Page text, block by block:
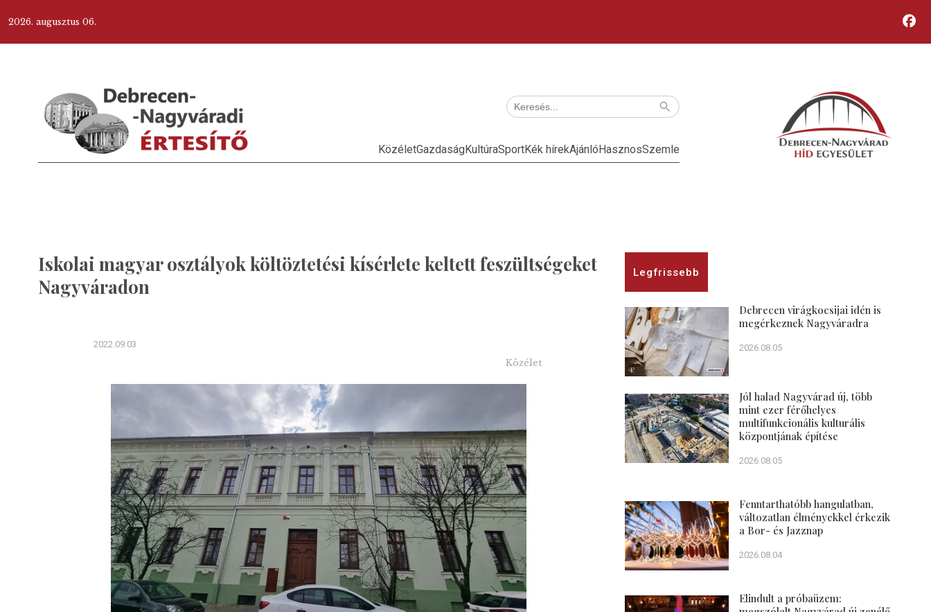
2026. augusztus 06.
KözéletGazdaságKultúraSportKék hírekAjánlóHasznosSzemle
Iskolai magyar osztályok költöztetési kísérlete keltett feszültségeket
Nagyváradon
2022.09.03
Közélet
Legfrissebb
Debrecen virágkocsijai idén is
megérkeznek Nagyváradra
2026.08.05
Jól halad Nagyvárad új, több
mint ezer férőhelyes
multifunkcionális kulturális
központjának építése
2026.08.05
Fenntarthatóbb hangulatban,
változatlan élményekkel érkezik
a Bor- és Jazznap
2026.08.04
Elindult a próbaüzem: